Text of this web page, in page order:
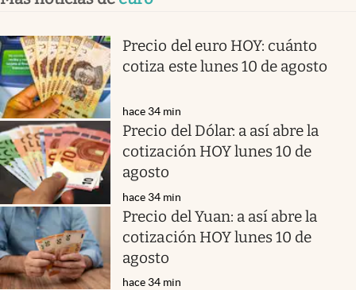
Precio del euro HOY: cuánto
cotiza este lunes 10 de agosto
hace 34 min
Precio del Dólar: a así abre la
cotización HOY lunes 10 de
agosto
hace 34 min
Precio del Yuan: a así abre la
cotización HOY lunes 10 de
agosto
hace 34 min